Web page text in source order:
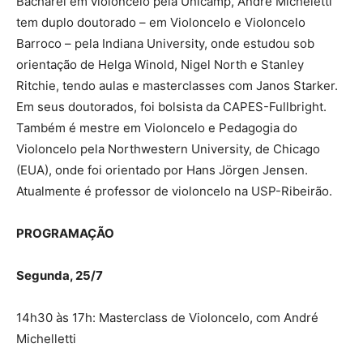
tem duplo doutorado – em Violoncelo e Violoncelo
Barroco – pela Indiana University, onde estudou sob
orientação de Helga Winold, Nigel North e Stanley
Ritchie, tendo aulas e masterclasses com Janos Starker.
Em seus doutorados, foi bolsista da CAPES-Fullbright.
Também é mestre em Violoncelo e Pedagogia do
Violoncelo pela Northwestern University, de Chicago
(EUA), onde foi orientado por Hans Jörgen Jensen.
Atualmente é professor de violoncelo na USP-Ribeirão.
PROGRAMAÇÃO
Segunda, 25/7
14h30 às 17h: Masterclass de Violoncelo, com André
Michelletti